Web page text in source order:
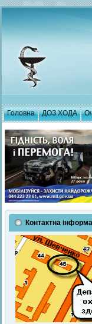
Головна ДОЗ ХОДА
Контактна